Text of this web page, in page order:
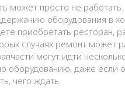
может просто не работать.
оборудования в
приобретать ресторан,
случаях ремонт может
могут идти
оборудованию, даже если
чего ждать.